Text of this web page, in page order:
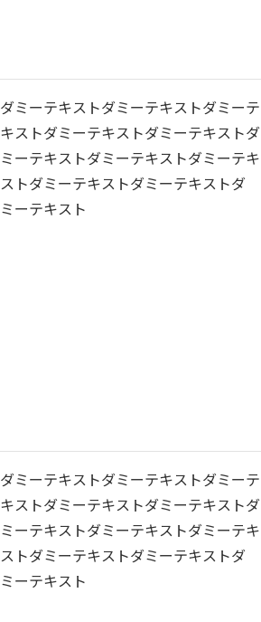
ミーテキストダミーテキストダミーテ
ストダミーテキストダミーテキストダ
ーテキストダミーテキストダミーテキ
トダミーテキストダミーテキストダ
ーテキスト
ミーテキストダミーテキストダミーテ
ストダミーテキストダミーテキストダ
ーテキストダミーテキストダミーテキ
トダミーテキストダミーテキストダ
ーテキスト